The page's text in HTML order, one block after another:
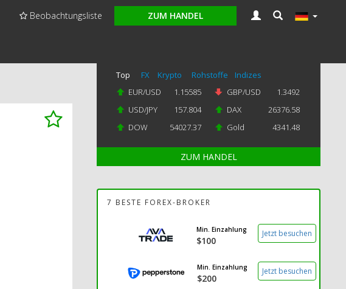
Beobachtungsliste ZUM HANDEL
Top FX Krypto Rohstoffe
Indizes
EUR/USD
1.15585 GBP/USD
1.3492
USD/JPY
157.804 DAX
26376.58
DOW
54027.37 Gold 4341.48
ZUM HANDEL
7 BESTE FOREX-BROKER
Min. Einzahlung
$100
Jetzt besuchen
Min. Einzahlung
$200
Jetzt besuchen